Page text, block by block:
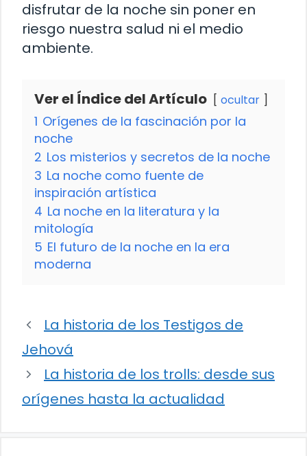
disfrutar de la noche sin poner en
riesgo nuestra salud ni el medio
ambiente.
Ver el Índice del Artículo ocultar
1 Orígenes de la fascinación por la
noche
2 Los misterios y secretos de la noche
3 La noche como fuente de
inspiración artística
4 La noche en la literatura y la
mitología
5 El futuro de la noche en la era
moderna
La historia de los Testigos de
Jehová
La historia de los trolls: desde sus
orígenes hasta la actualidad